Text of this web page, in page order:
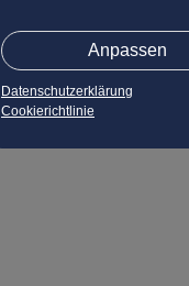
Anpassen
Datenschutzerklärung
Cookierichtlinie